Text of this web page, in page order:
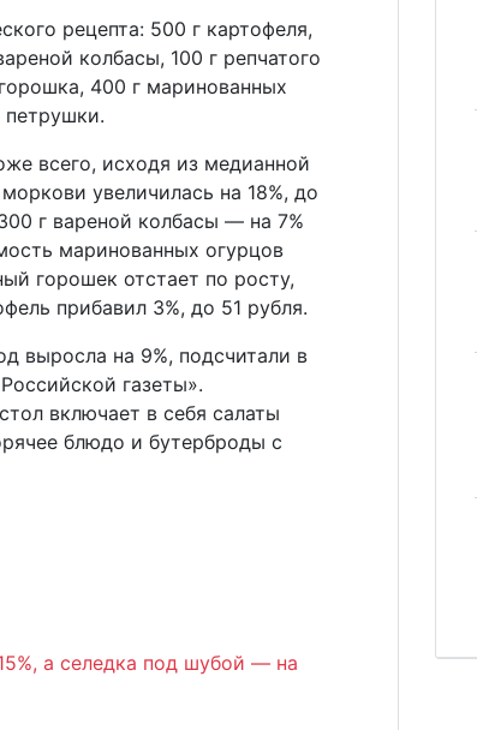
рецепта: 500 г картофеля,
колбасы, 100 г репчатого
400 г маринованных
петрушки.
всего, исходя из медианной
увеличилась на 18%, до
г вареной колбасы — на 7%
маринованных огурцов
горошек отстает по росту,
прибавил 3%, до 51 рубля.
выросла на 9%, подсчитали в
газеты».
включает в себя салаты
блюдо и бутерброды с
а селедка под шубой — на